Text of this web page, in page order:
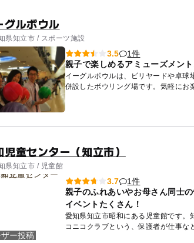
グルボウル
県知立市 / スポーツ施設
3.5
1件
親子で楽しめるアミューズメント
イーグルボウルは、ビリヤードや卓球
併設したボウリング場です。気軽にお
ズナブルな料金設定と、各種のイベン
メニューも...
児童センター（知立市）
県知立市 / 児童館
ー投稿
3.7
1件
親子のふれあいやお母さん同士
イベントたくさん！
愛知県知立市昭和にある児童館です。
コニコクラブという、保護者が仕事な